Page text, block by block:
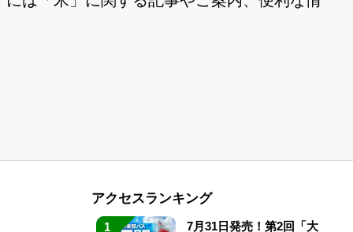
アクセスランキング
1
7月31日発売！第2回「大